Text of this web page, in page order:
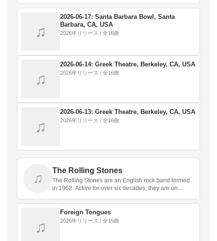
♫
2026-06-17: Santa Barbara Bowl, Santa
Barbara, CA, USA
2026年リリース / 全16曲
♫
2026-06-14: Greek Theatre, Berkeley, CA, USA
2026年リリース / 全16曲
♫
2026-06-13: Greek Theatre, Berkeley, CA, USA
2026年リリース / 全16曲
♫
The Rolling Stones
The Rolling Stones are an English rock band formed
in 1962. Active for over six decades, they are on…
♫
Foreign Tongues
2026年リリース / 全15曲